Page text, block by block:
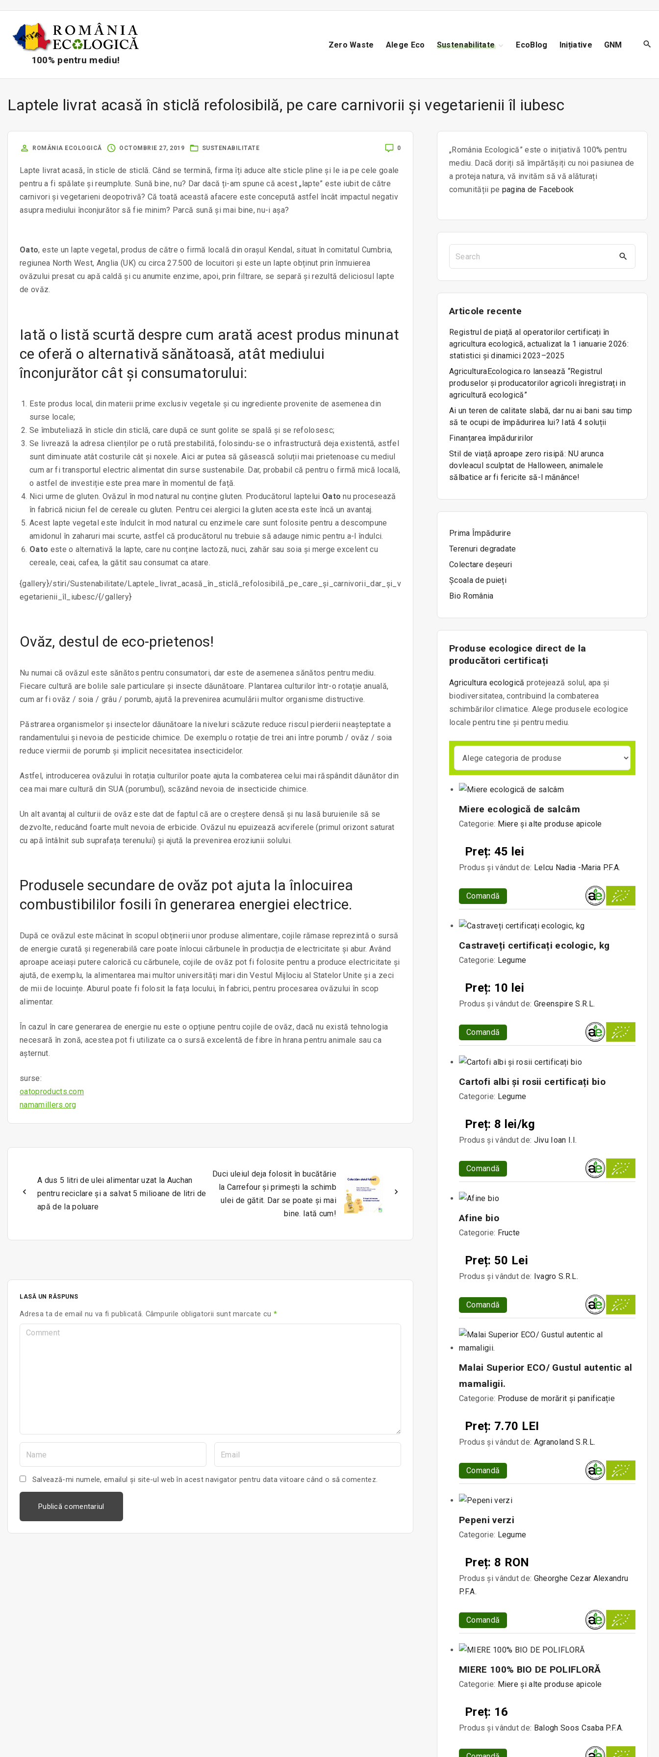
100% pentru mediu!
Zero Waste Alege Eco Sustenabilitate
Biodiversitate
EcoBlog Inițiative GNM
Laptele livrat acasă în sticlă refolosibilă, pe care carnivorii și vegetarienii îl iubesc
ROMÂNIA ECOLOGICĂ OCTOMBRIE 27, 2019 SUSTENABILITATE 0
Lapte livrat acasă, în sticle de sticlă. Când se termină, firma îți aduce alte sticle pline și le ia pe cele goale
pentru a fi spălate și reumplute. Sună bine, nu? Dar dacă ți-am spune că acest „lapte” este iubit de către
carnivori și vegetarieni deopotrivă? Că toată această afacere este concepută astfel încât impactul negativ
asupra mediului înconjurător să fie minim? Parcă sună și mai bine, nu-i așa?
Oato, este un lapte vegetal, produs de către o firmă locală din orașul Kendal, situat în comitatul Cumbria,
regiunea North West, Anglia (UK) cu circa 27.500 de locuitori și este un lapte obținut prin înmuierea
ovăzului presat cu apă caldă și cu anumite enzime, apoi, prin filtrare, se separă și rezultă deliciosul lapte
de ovăz.
Iată o listă scurtă despre cum arată acest produs minunat
ce oferă o alternativă sănătoasă, atât mediului
înconjurător cât și consumatorului:
Este produs local, din materii prime exclusiv vegetale și cu ingrediente provenite de asemenea din
surse locale;
Se îmbuteliază în sticle din sticlă, care după ce sunt golite se spală și se refolosesc;
Se livrează la adresa clienților pe o rută prestabilită, folosindu-se o infrastructură deja existentă, astfel
sunt diminuate atât costurile cât și noxele. Aici ar putea să găsească soluții mai prietenoase cu mediul
cum ar fi transportul electric alimentat din surse sustenabile. Dar, probabil că pentru o firmă mică locală,
o astfel de investiție este prea mare în momentul de față.
Nici urme de gluten. Ovăzul în mod natural nu conține gluten. Producătorul laptelui Oato nu procesează
în fabrică niciun fel de cereale cu gluten. Pentru cei alergici la gluten acesta este încă un avantaj.
Acest lapte vegetal este îndulcit în mod natural cu enzimele care sunt folosite pentru a descompune
amidonul în zaharuri mai scurte, astfel că producătorul nu trebuie să adauge nimic pentru a-l îndulci.
Oato este o alternativă la lapte, care nu conține lactoză, nuci, zahăr sau soia și merge excelent cu
cereale, ceai, cafea, la gătit sau consumat ca atare.
{gallery}/stiri/Sustenabilitate/Laptele_livrat_acasă_în_sticlă_refolosibilă_pe_care_și_carnivorii_dar_și_v
egetarienii_îl_iubesc/{/gallery}
Ovăz, destul de eco-prietenos!
Nu numai că ovăzul este sănătos pentru consumatori, dar este de asemenea sănătos pentru mediu.
Fiecare cultură are bolile sale particulare și insecte dăunătoare. Plantarea culturilor într-o rotație anuală,
cum ar fi ovăz / soia / grâu / porumb, ajută la prevenirea acumulării multor organisme distructive.
Păstrarea organismelor și insectelor dăunătoare la niveluri scăzute reduce riscul pierderii neașteptate a
randamentului și nevoia de pesticide chimice. De exemplu o rotație de trei ani între porumb / ovăz / soia
reduce viermii de porumb și implicit necesitatea insecticidelor.
Astfel, introducerea ovăzului în rotația culturilor poate ajuta la combaterea celui mai răspândit dăunător din
cea mai mare cultură din SUA (porumbul), scăzând nevoia de insecticide chimice.
Un alt avantaj al culturii de ovăz este dat de faptul că are o creștere densă și nu lasă buruienile să se
dezvolte, reducând foarte mult nevoia de erbicide. Ovăzul nu epuizează acviferele (primul orizont saturat
cu apă întâlnit sub suprafața terenului) și ajută la prevenirea eroziunii solului.
Produsele secundare de ovăz pot ajuta la înlocuirea
combustibililor fosili în generarea energiei electrice.
După ce ovăzul este măcinat în scopul obținerii unor produse alimentare, cojile rămase reprezintă o sursă
de energie curată și regenerabilă care poate înlocui cărbunele în producția de electricitate și abur. Având
aproape aceiași putere calorică cu cărbunele, cojile de ovăz pot fi folosite pentru a produce electricitate și
ajută, de exemplu, la alimentarea mai multor universități mari din Vestul Mijlociu al Statelor Unite și a zeci
de mii de locuințe. Aburul poate fi folosit la fața locului, în fabrici, pentru procesarea ovăzului în scop
alimentar.
În cazul în care generarea de energie nu este o opțiune pentru cojile de ovăz, dacă nu există tehnologia
necesară în zonă, acestea pot fi utilizate ca o sursă excelentă de fibre în hrana pentru animale sau ca
așternut.
surse:
oatoproducts.com
namamillers.org
A dus 5 litri de ulei alimentar uzat la Auchan
pentru reciclare și a salvat 5 milioane de litri de
apă de la poluare
Duci uleiul deja folosit în bucătărie
la Carrefour și primești la schimb
ulei de gătit. Dar se poate și mai
bine. Iată cum!
LASĂ UN RĂSPUNS
Adresa ta de email nu va fi publicată. Câmpurile obligatorii sunt marcate cu *
e
*
i
Salvează-mi numele, emailul și site-ul web în acest navigator pentru data viitoare când o să comentez.
„România Ecologică” este o inițiativă 100% pentru
mediu. Dacă doriți să împărtășiți cu noi pasiunea de
a proteja natura, vă invităm să vă alăturați
comunității pe pagina de Facebook
Articole recente
Registrul de piață al operatorilor certificați în
agricultura ecologică, actualizat la 1 ianuarie 2026:
statistici și dinamici 2023–2025
AgriculturaEcologica.ro lansează “Registrul
produselor și producatorilor agricoli înregistrați in
agricultură ecologică”
Ai un teren de calitate slabă, dar nu ai bani sau timp
să te ocupi de împădurirea lui? Iată 4 soluții
Finanțarea împăduririlor
Stil de viață aproape zero risipă: NU arunca
dovleacul sculptat de Halloween, animalele
sălbatice ar fi fericite să-l mănânce!
Prima Împădurire
Terenuri degradate
Colectare deșeuri
Școala de puieți
Bio România
Produse ecologice direct de la
producători certificați
Agricultura ecologică protejează solul, apa și
biodiversitatea, contribuind la combaterea
schimbărilor climatice. Alege produsele ecologice
locale pentru tine și pentru mediu.
Miere ecologică de salcâm
Categorie: Miere și alte produse apicole
Preț: 45 lei
Produs și vândut de: Lelcu Nadia -Maria P.F.A.
Comandă
Castraveți certificați ecologic, kg
Categorie: Legume
Preț: 10 lei
Produs și vândut de: Greenspire S.R.L.
Comandă
Cartofi albi și rosii certificați bio
Categorie: Legume
Preț: 8 lei/kg
Produs și vândut de: Jivu Ioan I.I.
Comandă
Afine bio
Categorie: Fructe
Preț: 50 Lei
Produs și vândut de: Ivagro S.R.L.
Comandă
Malai Superior ECO/ Gustul autentic al
mamaligii.
Categorie: Produse de morărit și panificație
Preț: 7.70 LEI
Produs și vândut de: Agranoland S.R.L.
Comandă
Pepeni verzi
Categorie: Legume
Preț: 8 RON
Produs și vândut de: Gheorghe Cezar Alexandru
P.F.A.
Comandă
MIERE 100% BIO DE POLIFLORĂ
Categorie: Miere și alte produse apicole
Preț: 16
Produs și vândut de: Balogh Soos Csaba P.F.A.